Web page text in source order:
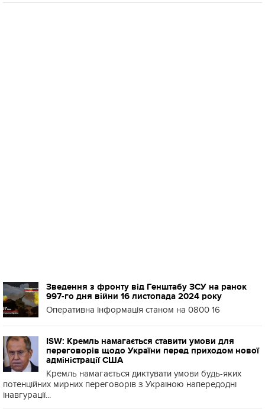
Зведення з фронту від Генштабу ЗСУ на ранок
997-го дня війни 16 листопада 2024 року
Оперативна інформація станом на 0800 16
ISW: Кремль намагається ставити умови для
переговорів щодо України перед приходом нової
адміністрації США
Кремль намагається диктувати умови будь-яких
потенційних мирних переговорів з Україною напередодні
інавгурації...